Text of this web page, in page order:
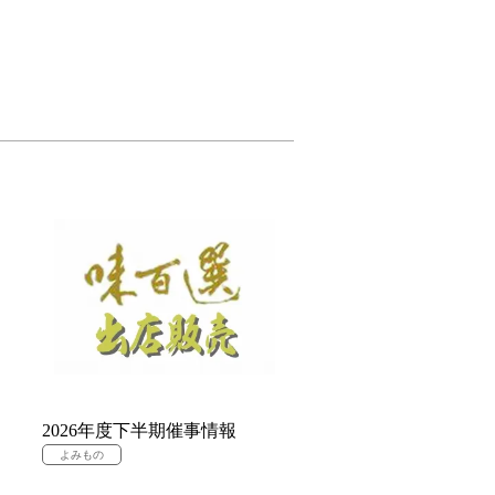
2026年度下半期催事情報